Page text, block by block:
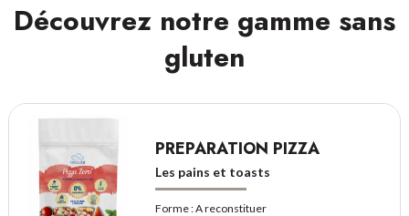
Découvrez notre gamme sans
gluten
PREPARATION PIZZA
Les pains et toasts
Forme :A reconstituer